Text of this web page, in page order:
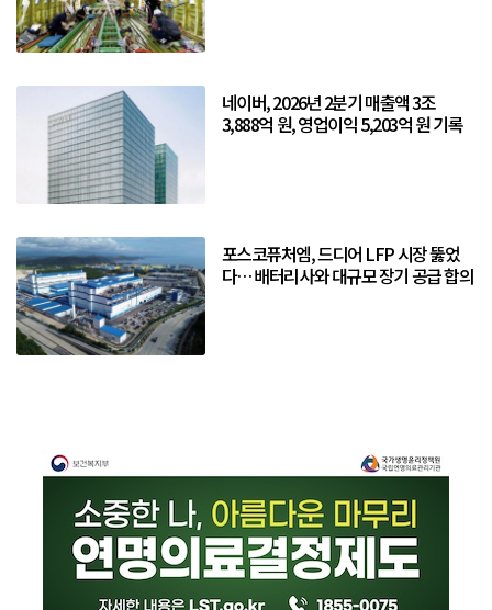
네이버, 2026년 2분기 매출액 3조
3,888억 원, 영업이익 5,203억 원 기록
포스코퓨처엠, 드디어 LFP 시장 뚫었
다… 배터리사와 대규모 장기 공급 합의